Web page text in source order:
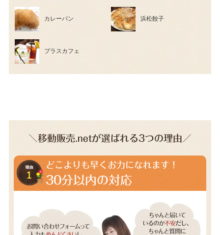
カレーパン 浜松餃子
プラスカフェ
＼移動販売.netが選ばれる3つの理由／
どこよりも早くお力になれます！
30分以内の対応